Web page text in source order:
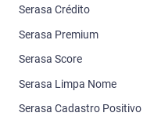
Serasa Crédito
Serasa Premium
Serasa Score
Serasa Limpa Nome
Serasa Cadastro Positivo